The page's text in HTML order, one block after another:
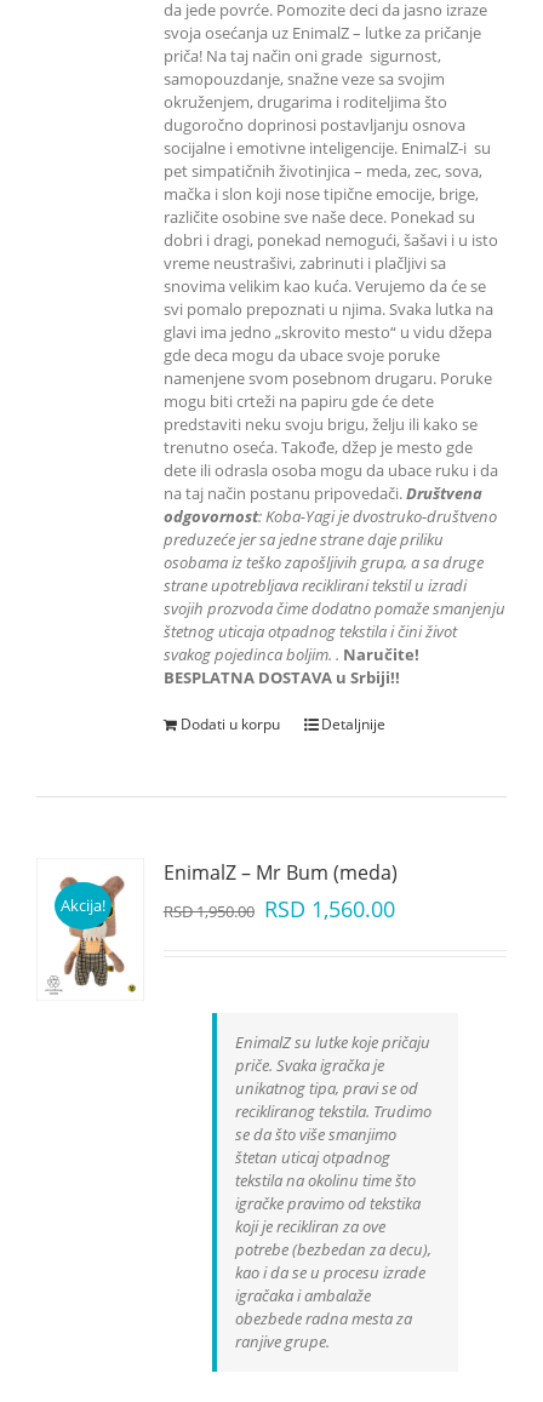
da jede povrće. Pomozite deci da jasno izraze
svoja osećanja uz EnimalZ – lutke za pričanje
priča! Na taj način oni grade sigurnost,
samopouzdanje, snažne veze sa svojim
okruženjem, drugarima i roditeljima što
dugoročno doprinosi postavljanju osnova
socijalne i emotivne inteligencije. EnimalZ-i su
pet simpatičnih životinjica – meda, zec, sova,
mačka i slon koji nose tipične emocije, brige,
različite osobine sve naše dece. Ponekad su
dobri i dragi, ponekad nemogući, šašavi i u isto
vreme neustrašivi, zabrinuti i plačljivi sa
snovima velikim kao kuća. Verujemo da će se
svi pomalo prepoznati u njima. Svaka lutka na
glavi ima jedno „skrovito mesto“ u vidu džepa
gde deca mogu da ubace svoje poruke
namenjene svom posebnom drugaru. Poruke
mogu biti crteži na papiru gde će dete
predstaviti neku svoju brigu, želju ili kako se
trenutno oseća. Takođe, džep je mesto gde
dete ili odrasla osoba mogu da ubace ruku i da
na taj način postanu pripovedači.Društvena
odgovornost: Koba-Yagi je dvostruko-društveno
preduzeće jer sa jedne strane daje priliku
osobama iz teško zapošljivih grupa, a sa druge
strane upotrebljava reciklirani tekstil u izradi
svojih prozvoda čime dodatno pomaže smanjenju
štetnog uticaja otpadnog tekstila i čini život
svakog pojedinca boljim. . Naručite!
BESPLATNA DOSTAVA u Srbiji!!
Dodati u korpu Detaljnije
Akcija!
EnimalZ – Mr Bum (meda)
RSD1,950.00 RSD 1,560.00
EnimalZ su lutke koje pričaju
priče. Svaka igračka je
unikatnog tipa, pravi se od
recikliranog tekstila. Trudimo
se da što više smanjimo
štetan uticaj otpadnog
tekstila na okolinu time što
igračke pravimo od tekstika
koji je recikliran za ove
potrebe (bezbedan za decu),
kao i da se u procesu izrade
igračaka i ambalaže
obezbede radna mesta za
ranjive grupe.